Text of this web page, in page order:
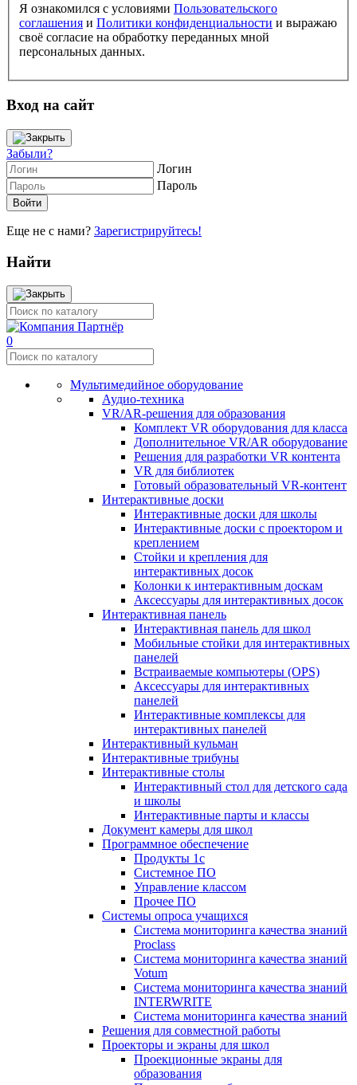
Я ознакомился с условиями Пользовательского
соглашения и Политики конфиденциальности и выражаю
своё согласие на обработку переданных мной
персональных данных.
Вход на сайт
Забыли?
Логин
Пароль
Еще не с нами? Зарегистрируйтесь!
Найти
0
Мультимедийное оборудование
Аудио-техника
VR/AR-решения для образования
Комплект VR оборудования для класса
Дополнительное VR/AR оборудование
Решения для разработки VR контента
VR для библиотек
Готовый образовательный VR-контент
Интерактивные доски
Интерактивные доски для школы
Интерактивные доски с проектором и
креплением
Стойки и крепления для
интерактивных досок
Колонки к интерактивным доскам
Аксессуары для интерактивных досок
Интерактивная панель
Интерактивная панель для школ
Мобильные стойки для интерактивных
панелей
Встраиваемые компьютеры (OPS)
Аксессуары для интерактивных
панелей
Интерактивные комплексы для
интерактивных панелей
Интерактивный кульман
Интерактивные трибуны
Интерактивные столы
Интерактивный стол для детского сада
и школы
Интерактивные парты и классы
Документ камеры для школ
Программное обеспечение
Продукты 1с
Системное ПО
Управление классом
Прочее ПО
Системы опроса учащихся
Система мониторинга качества знаний
Proclass
Система мониторинга качества знаний
Votum
Система мониторинга качества знаний
INTERWRITE
Система мониторинга качества знаний
Решения для совместной работы
Проекторы и экраны для школ
Проекционные экраны для
образования